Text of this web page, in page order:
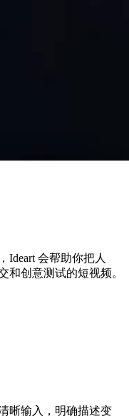
Ideart 会帮助你把人
和创意测试的短视频。
晰输入，明确描述变